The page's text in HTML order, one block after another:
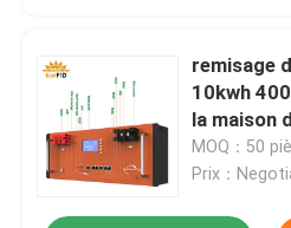
inverseur solaire de pompe
Système d'exploitation
remisage
10kwh
la maison
panneau
solaires
MOQ：50
Prix：